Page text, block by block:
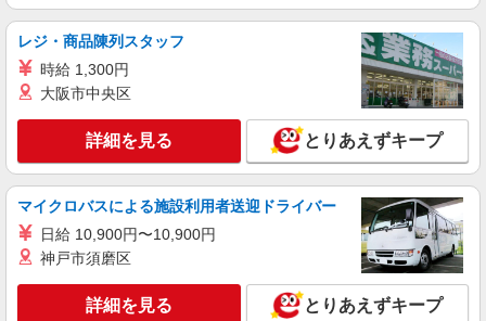
レジ・商品陳列スタッフ
時給 1,300円
大阪市中央区
詳細を見る とりあえずキープ
マイクロバスによる施設利用者送迎ドライバー
日給 10,900円〜10,900円
神戸市須磨区
詳細を見る とりあえずキープ